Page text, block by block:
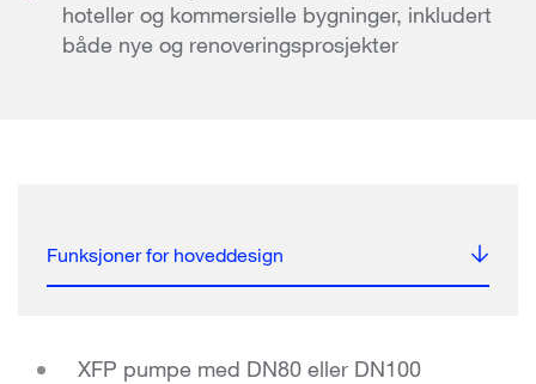
hoteller og kommersielle bygninger, inkludert
både nye og renoveringsprosjekter
Funksjoner for hoveddesign
XFP pumpe med DN80 eller DN100